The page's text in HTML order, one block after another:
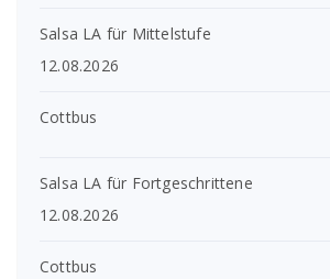
Salsa LA für Mittelstufe
12.08.2026
Cottbus
Salsa LA für Fortgeschrittene
12.08.2026
Cottbus